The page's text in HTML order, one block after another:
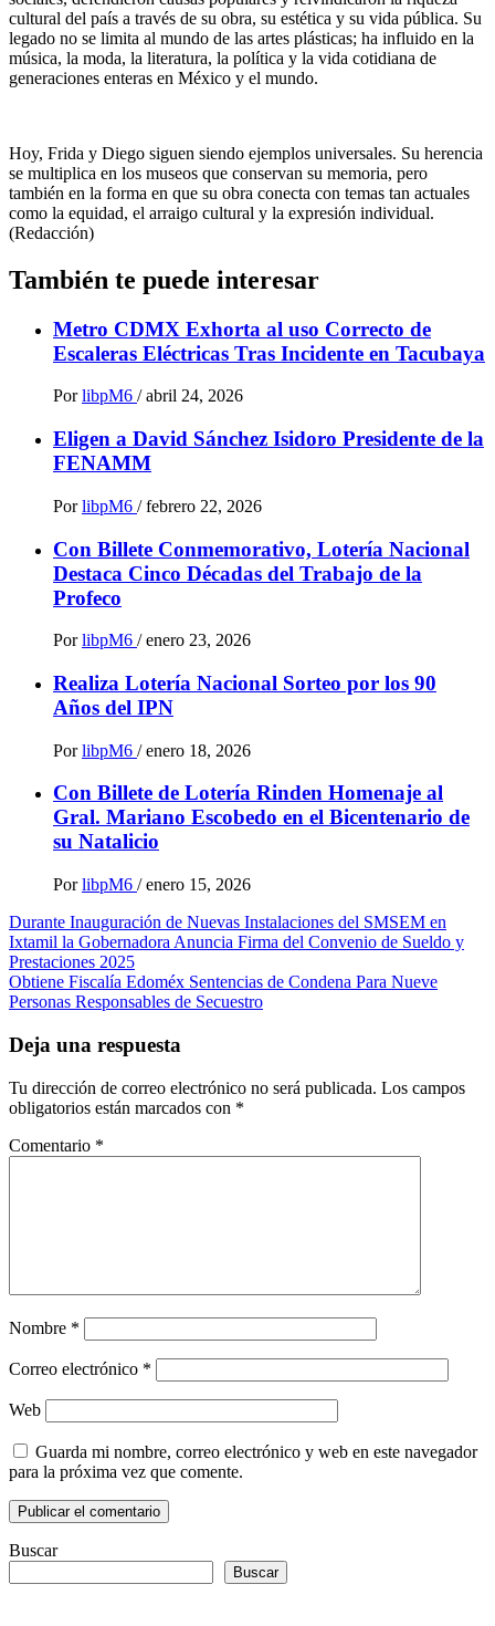
cultural del país a través de su obra, su estética y su vida pública. Su
legado no se limita al mundo de las artes plásticas; ha influido en la
música, la moda, la literatura, la política y la vida cotidiana de
generaciones enteras en México y el mundo.
Hoy, Frida y Diego siguen siendo ejemplos universales. Su herencia
se multiplica en los museos que conservan su memoria, pero
también en la forma en que su obra conecta con temas tan actuales
como la equidad, el arraigo cultural y la expresión individual.
(Redacción)
También te puede interesar
Metro CDMX Exhorta al uso Correcto de
Escaleras Eléctricas Tras Incidente en Tacubaya
Por libpM6 / abril 24, 2026
Eligen a David Sánchez Isidoro Presidente de la
FENAMM
Por libpM6 / febrero 22, 2026
Con Billete Conmemorativo, Lotería Nacional
Destaca Cinco Décadas del Trabajo de la
Profeco
Por libpM6 / enero 23, 2026
Realiza Lotería Nacional Sorteo por los 90
Años del IPN
Por libpM6 / enero 18, 2026
Con Billete de Lotería Rinden Homenaje al
Gral. Mariano Escobedo en el Bicentenario de
su Natalicio
Por libpM6 / enero 15, 2026
Navegación
de
entradas
Durante Inauguración de Nuevas Instalaciones del SMSEM en
Ixtamil la Gobernadora Anuncia Firma del Convenio de Sueldo y
Prestaciones 2025
Obtiene Fiscalía Edoméx Sentencias de Condena Para Nueve
Personas Responsables de Secuestro
Deja una respuesta
Tu dirección de correo electrónico no será publicada. Los campos
obligatorios están marcados con *
Comentario *
Nombre *
Correo electrónico *
Web
Guarda mi nombre, correo electrónico y web en este navegador
para la próxima vez que comente.
Buscar
Buscar